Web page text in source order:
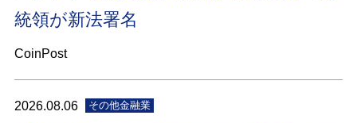
統領が新法署名
CoinPost
2026.08.06 その他金融業